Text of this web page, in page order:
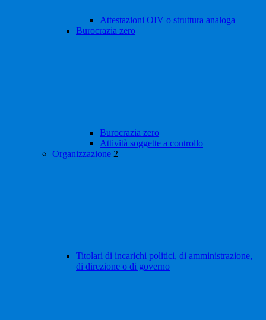
Attestazioni OIV o struttura analoga
Burocrazia zero
Burocrazia zero
Attività soggette a controllo
Organizzazione 2
Titolari di incarichi politici, di amministrazione,
di direzione o di governo